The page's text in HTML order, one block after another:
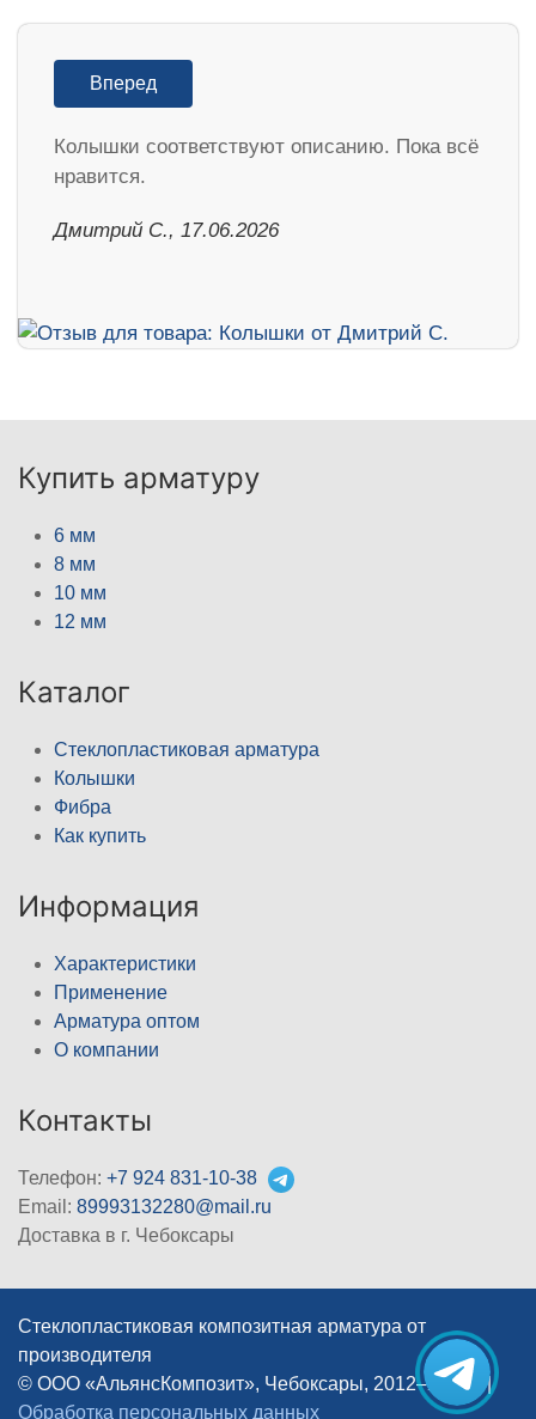
Вперед
Колышки соответствуют описанию. Пока всё
нравится.
Дмитрий С., 17.06.2026
Купить арматуру
6 мм
8 мм
10 мм
12 мм
Каталог
Стеклопластиковая арматура
Колышки
Фибра
Как купить
Информация
Характеристики
Применение
Арматура оптом
О компании
Контакты
Телефон: +7 924 831-10-38
Email: 89993132280@mail.ru
Доставка в г. Чебоксары
Стеклопластиковая композитная арматура от
производителя
© ООО «АльянсКомпозит», Чебоксары, 2012–2026
|
Обработка персональных данных